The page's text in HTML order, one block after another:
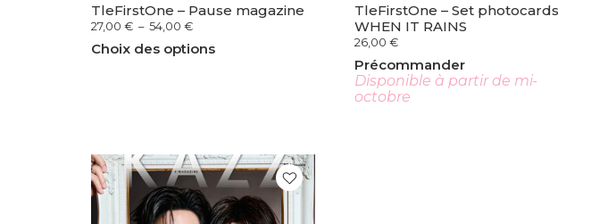
TleFirstOne – Pause magazine
27,00 € – 54,00 €
Choix des options
TleFirstOne – Set photocards
WHEN IT RAINS
26,00 €
Précommander
Disponible à partir de mi-
octobre